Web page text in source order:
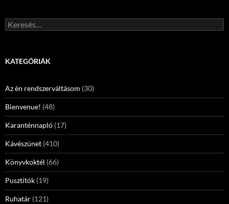
Keresés:
KATEGÓRIÁK
Az én rendszerváltásom (30)
Bienvenue! (48)
Karanténnapló (17)
Kávészünet (410)
Könyvkoktél (66)
Pusztítók (19)
Ruhatár (121)